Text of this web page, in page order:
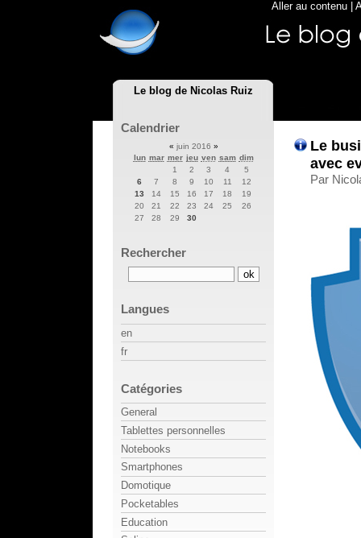
Le blog de Nicolas Ruiz
Aller au contenu
Le
avec
Par
Calendrier
« juin 2016 »
lun mar mer jeu ven sam dim
1
2 3 4
5
6
7 8 9 10 11
12
13
14 15 16 17 18
19
20
21 22 23 24 25
26
27
28 29 30
Rechercher
Langues
en
fr
Catégories
General
Tablettes personnelles
Notebooks
Smartphones
Domotique
Pocketables
Education